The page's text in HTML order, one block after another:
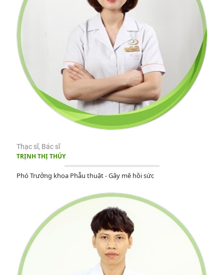
Thạc sĩ, Bác sĩ
TRỊNH THỊ THÚY
Phó Trưởng khoa Phẫu thuật - Gây mê hồi sức